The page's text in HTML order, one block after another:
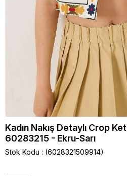
Kadın Nakış Detaylı Crop
60283215 - Ekru-Sarı
Stok Kodu (6028321509914)